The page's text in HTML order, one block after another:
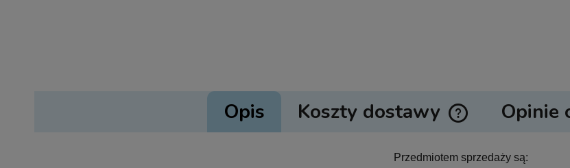
Opis Koszty dostawy
płatności
Opinie
Przedmiotem sprzedaży są: